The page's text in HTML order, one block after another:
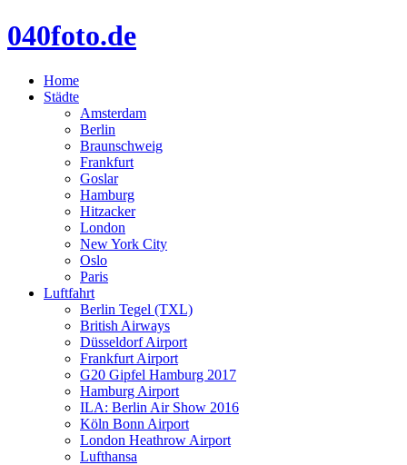
040foto.de
Home
Städte
Amsterdam
Berlin
Braunschweig
Frankfurt
Goslar
Hamburg
Hitzacker
London
New York City
Oslo
Paris
Luftfahrt
Berlin Tegel (TXL)
British Airways
Düsseldorf Airport
Frankfurt Airport
G20 Gipfel Hamburg 2017
Hamburg Airport
ILA: Berlin Air Show 2016
Köln Bonn Airport
London Heathrow Airport
Lufthansa